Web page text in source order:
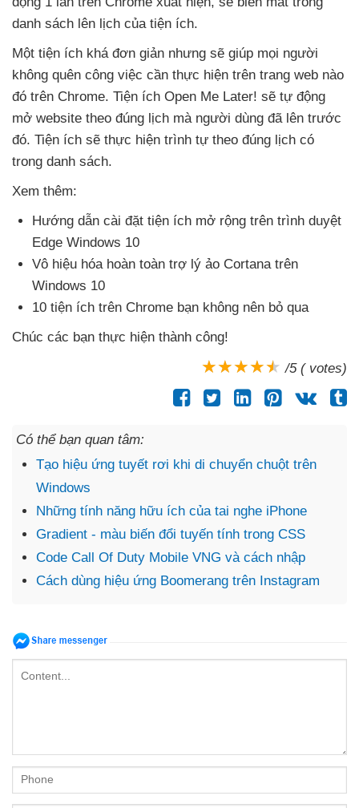
danh sách lên lịch của tiện ích.
Một tiện ích khá đơn giản nhưng sẽ giúp mọi người
không quên công việc cần thực hiện trên trang web nào
đó trên Chrome. Tiện ích Open Me Later! sẽ tự động
mở website theo đúng lịch mà người dùng đã lên trước
đó. Tiện ích sẽ thực hiện trình tự theo đúng lịch có
trong danh sách.
Xem thêm:
Hướng dẫn cài đặt tiện ích mở rộng trên trình duyệt
Edge Windows 10
Vô hiệu hóa hoàn toàn trợ lý ảo Cortana trên
Windows 10
10 tiện ích trên Chrome bạn không nên bỏ qua
Chúc các bạn thực hiện thành công!
/5 ( votes)
Có thể bạn quan tâm:
Tạo hiệu ứng tuyết rơi khi di chuyển chuột trên
Windows
Những tính năng hữu ích của tai nghe iPhone
Gradient - màu biến đổi tuyến tính trong CSS
Code Call Of Duty Mobile VNG và cách nhập
Cách dùng hiệu ứng Boomerang trên Instagram